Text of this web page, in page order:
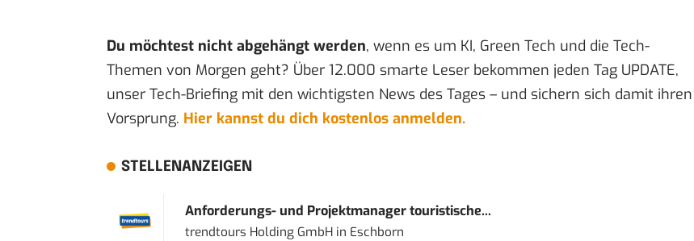
Du möchtest nicht abgehängt werden, wenn es um KI, Green Tech und die Tech-
Themen von Morgen geht? Über 12.000 smarte Leser bekommen jeden Tag UPDATE,
unser Tech-Briefing mit den wichtigsten News des Tages – und sichern sich damit ihren
Vorsprung. Hier kannst du dich kostenlos anmelden.
STELLENANZEIGEN
Anforderungs- und Projektmanager touristische...
trendtours Holding GmbHin Eschborn